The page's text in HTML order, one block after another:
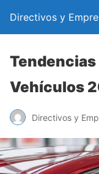
Directivos y
Vehículos
Directivos y